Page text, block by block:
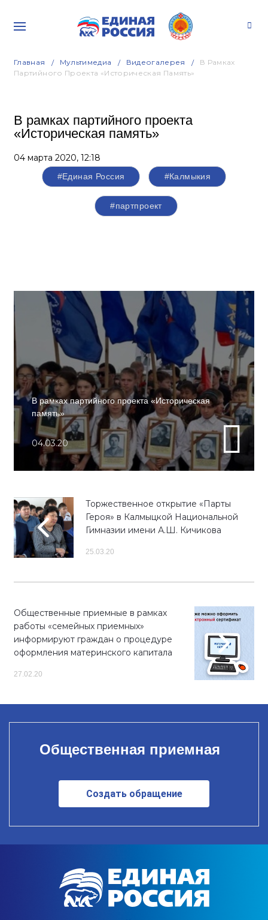
Главная Мультимедиа Видеогалерея
В Рамках
Партийного Проекта «Историческая Память»
В рамках партийного проекта
«Историческая память»
04 марта 2020, 12:18
#Единая Россия #Калмыкия
#партпроект
В рамках партийного проекта «Историческая
память»
04.03.20
Торжественное открытие «Парты
Героя» в Калмыцкой Национальной
Гимназии имени А.Ш. Кичикова
25.03.20
Общественные приемные в рамках
работы «семейных приемных»
информируют граждан о процедуре
оформления материнского капитала
27.02.20
Общественная приемная
Создать обращение